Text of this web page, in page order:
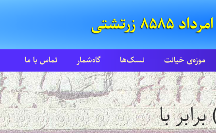
موزه‌ی خیانت نسک‌ها گاه‌شمار تماس با ما
آذر روز از ماه اردیبهشت ( ۹ اردیبهشت ۱۳۸۹) برابر با